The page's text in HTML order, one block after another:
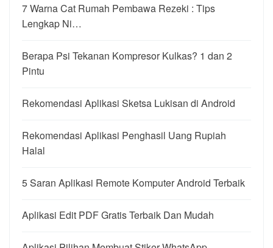
7 Warna Cat Rumah Pembawa Rezeki : Tips
Lengkap Ni…
Berapa Psi Tekanan Kompresor Kulkas? 1 dan 2
Pintu
Rekomendasi Aplikasi Sketsa Lukisan di Android
Rekomendasi Aplikasi Penghasil Uang Rupiah
Halal
5 Saran Aplikasi Remote Komputer Android Terbaik
Aplikasi Edit PDF Gratis Terbaik Dan Mudah